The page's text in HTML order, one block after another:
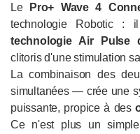
Le
Pro+ Wave 4
technologie Robotic :
technologie Air Pulse
clitoris d'une stimulation
La combinaison des
simultanées — crée une
puissante, propice à des
Ce n'est plus un